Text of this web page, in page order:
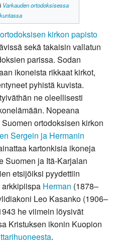
Varkauden ortodoksisessa
kirkon papisto
sekä takaisin vallatun
parissa. Sodan
ikoneista rikkaat kirkot,
pyhistä kuvista.
ne oleellisesti
Nopeana
ortodoksisen kirkon
Sergein ja Hermanin
kartonkisia ikoneja
Suomen ja Itä-Karjalan
etsijöiksi pyydettiin
Herman (1878–
Leo Kasanko (1906–
he viimein löysivät
Kristuksen ikonin Kuopion
.